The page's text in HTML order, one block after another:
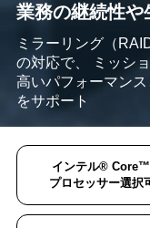
業務の継続性や
ミラーリング（
の対応で、
ミッシ
高いパフォーマン
をサポート
インテル®
プロセッサー選択